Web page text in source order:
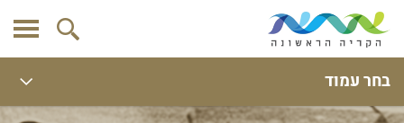
בחר עמוד